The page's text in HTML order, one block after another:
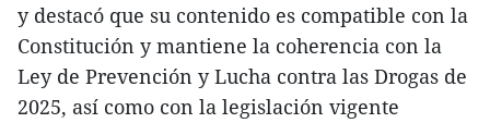
y destacó que su contenido es compatible con la
Constitución y mantiene la coherencia con la
Ley de Prevención y Lucha contra las Drogas de
2025, así como con la legislación vigente